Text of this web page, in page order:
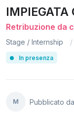
IMPIEGATA
Retribuzione da
Stage / Internship
In presenza
M Pubblicato da